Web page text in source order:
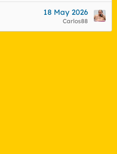
18 May 2026
Carlos88